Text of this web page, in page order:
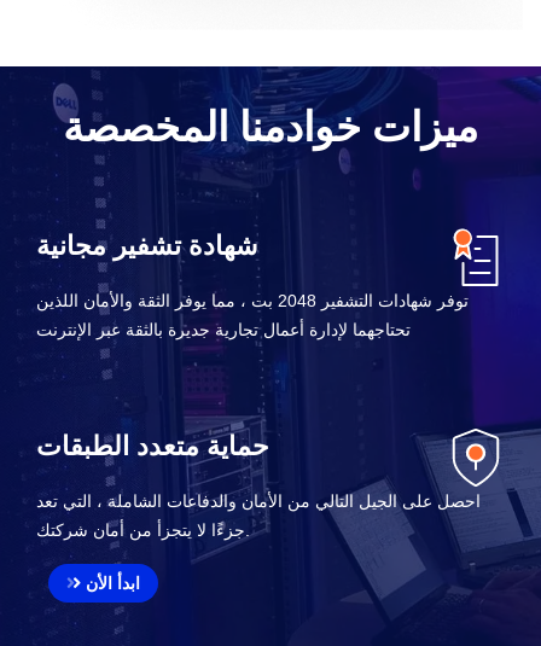
ميزات خوادمنا المخصصة
شهادة تشفير مجانية
توفر شهادات التشفير 2048 بت ، مما يوفر الثقة والأمان اللذين
تحتاجهما لإدارة أعمال تجارية جديرة بالثقة عبر الإنترنت
حماية متعدد الطبقات
احصل على الجيل التالي من الأمان والدفاعات الشاملة ، التي تعد
ابدأ الأن